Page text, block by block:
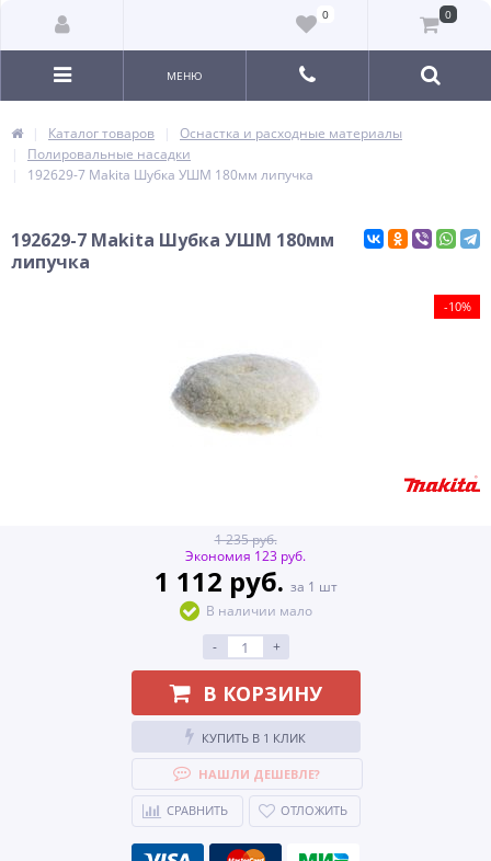
0 0
МЕНЮ
Каталог товаров
Оснастка и расходные материалы
Полировальные насадки
192629-7 Makita Шубка УШМ 180мм липучка
192629-7 Makita Шубка УШМ 180мм
липучка
-10%
1 235 руб.
Экономия 123 руб.
1 112 руб. за 1 шт
В наличии мало
-
+
В КОРЗИНУ
КУПИТЬ В 1 КЛИК
НАШЛИ ДЕШЕВЛЕ?
СРАВНИТЬ ОТЛОЖИТЬ